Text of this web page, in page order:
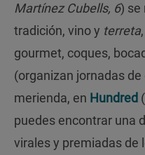
Martínez Cubells, 6) se
tradición, vino y terreta
gourmet, coques,
(organizan jornadas
merienda, en Hundred (
puedes encontrar una
virales y premiadas de